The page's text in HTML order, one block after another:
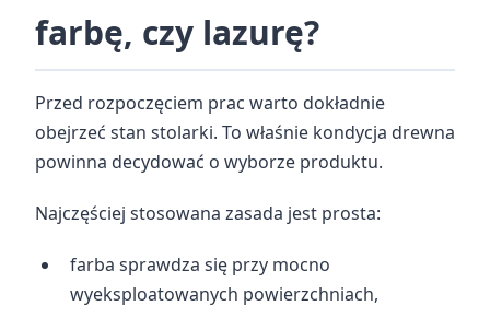
farbę, czy lazurę?
Przed rozpoczęciem prac warto dokładnie
obejrzeć stan stolarki. To właśnie kondycja drewna
powinna decydować o wyborze produktu.
Najczęściej stosowana zasada jest prosta:
farba sprawdza się przy mocno
wyeksploatowanych powierzchniach,